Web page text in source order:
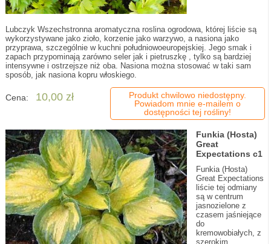
Lubczyk Wszechstronna aromatyczna roslina ogrodowa, której liście są
wykorzystywane jako zioło, korzenie jako warzywo, a nasiona jako
przyprawa, szczególnie w kuchni południowoeuropejskiej. Jego smak i
zapach przypominają zarówno seler jak i pietruszkę , tylko są bardziej
intensywne i ostrzejsze niż oba. Nasiona można stosować w taki sam
sposób, jak nasiona kopru włoskiego.
Cena: 10,00 zł
Produkt chwilowo niedostępny.
Powiadom mnie e-mailem o
dostępności tej rośliny!
Funkia (Hosta)
Great
Expectations c1
Funkia (Hosta)
Great Expectations
liście tej odmiany
są w centrum
jasnozielone z
czasem jaśniejące
do
kremowobiałych, z
szerokim